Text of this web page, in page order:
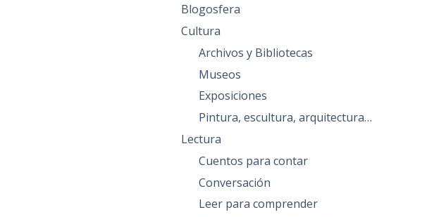
Blogosfera
Cultura
Archivos y Bibliotecas
Museos
Exposiciones
Pintura, escultura, arquitectura…
Lectura
Cuentos para contar
Conversación
Leer para comprender